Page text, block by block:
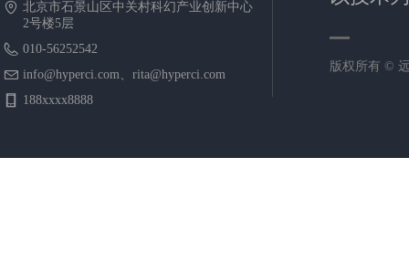
北京市石景山区中关村科幻产业创新中心
2号楼5层
010-56252542
info@hyperci.com、rita@hyperci.com
188xxxx8888
版权所有 ©